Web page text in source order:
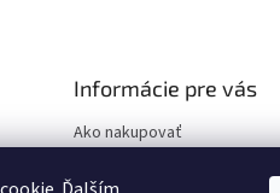
Informácie pre vás
Ako nakupovať